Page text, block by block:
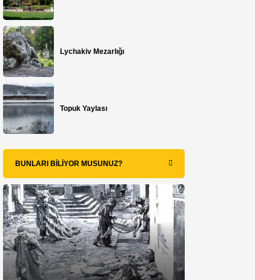
Lychakiv Mezarlığı
Topuk Yaylası
BUNLARI BILIYOR MUSUNUZ?